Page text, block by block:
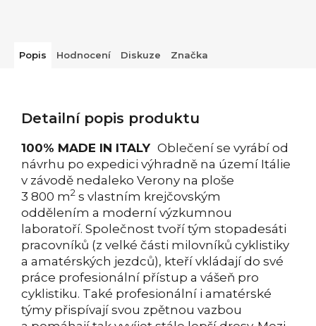
Popis Hodnocení Diskuze Značka
Detailní popis produktu
100% MADE IN ITALY Oblečení se vyrábí od
návrhu po expedici výhradně na území Itálie
v závodě nedaleko Verony na ploše
3 800 m2 s vlastním krejčovským
oddělením a moderní výzkumnou
laboratoří. Společnost tvoří tým stopadesáti
pracovníků (z velké části milovníků cyklistiky
a amatérských jezdců), kteří vkládají do své
práce profesionální přístup a vášeň pro
cyklistiku. Také profesionální i amatérské
týmy přispívají svou zpětnou vazbou